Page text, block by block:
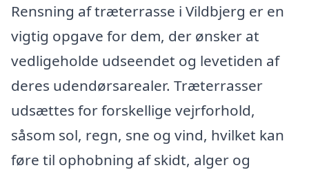
Rensning af træterrasse i Vildbjerg er en
vigtig opgave for dem, der ønsker at
vedligeholde udseendet og levetiden af
deres udendørsarealer. Træterrasser
udsættes for forskellige vejrforhold,
såsom sol, regn, sne og vind, hvilket kan
føre til ophobning af skidt, alger og